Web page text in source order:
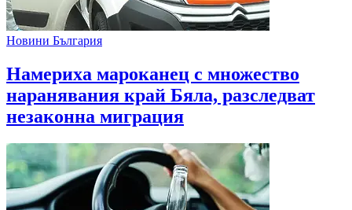
Новини България
Намериха мароканец с множество
наранявания край Бяла, разследват
незаконна миграция